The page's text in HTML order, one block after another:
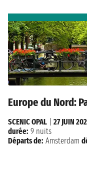
Europe du Nord:
SCENIC OPAL
27 JUIN
durée: 9 nuits
Départs de: Amsterdam